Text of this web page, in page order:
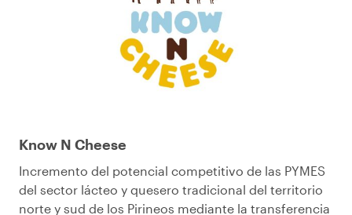
Know N Cheese
Incremento del potencial competitivo de las PYMES
del sector lácteo y quesero tradicional del territorio
norte y sud de los Pirineos mediante la transferencia